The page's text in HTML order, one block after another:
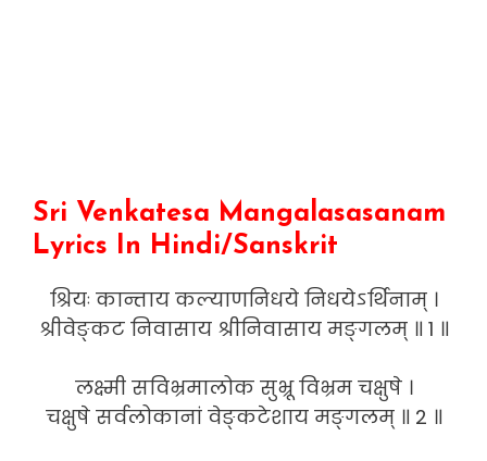
Sri Venkatesa Mangalasasanam
Lyrics In Hindi/Sanskrit
श्रियः कान्ताय कल्याणनिधये निधयेऽर्थिनाम् ।
श्रीवेङ्कट निवासाय श्रीनिवासाय मङ्गलम् ॥ 1 ॥
लक्ष्मी सविभ्रमालोक सुभ्रू विभ्रम चक्षुषे ।
चक्षुषे सर्वलोकानां वेङ्कटेशाय मङ्गलम् ॥ 2 ॥